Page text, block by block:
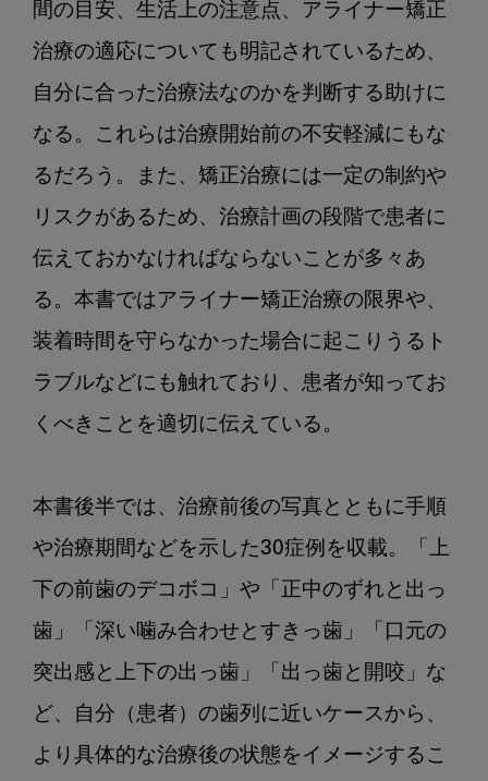
間の目安、生活上の注意点、アライナー矯正
治療の適応についても明記されているため、
自分に合った治療法なのかを判断する助けに
なる。これらは治療開始前の不安軽減にもな
るだろう。また、矯正治療には一定の制約や
リスクがあるため、治療計画の段階で患者に
伝えておかなければならないことが多々あ
る。本書ではアライナー矯正治療の限界や、
装着時間を守らなかった場合に起こりうるト
ラブルなどにも触れており、患者が知ってお
くべきことを適切に伝えている。
本書後半では、治療前後の写真とともに手順
や治療期間などを示した30症例を収載。「上
下の前歯のデコボコ」や「正中のずれと出っ
歯」「深い噛み合わせとすきっ歯」「口元の
突出感と上下の出っ歯」「出っ歯と開咬」な
ど、自分（患者）の歯列に近いケースから、
より具体的な治療後の状態をイメージするこ